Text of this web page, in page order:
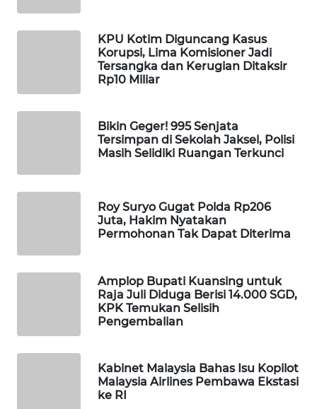
KPU Kotim Diguncang Kasus
Korupsi, Lima Komisioner Jadi
Tersangka dan Kerugian Ditaksir
Rp10 Miliar
Bikin Geger! 995 Senjata
Tersimpan di Sekolah Jaksel, Polisi
Masih Selidiki Ruangan Terkunci
Roy Suryo Gugat Polda Rp206
Juta, Hakim Nyatakan
Permohonan Tak Dapat Diterima
Amplop Bupati Kuansing untuk
Raja Juli Diduga Berisi 14.000 SGD,
KPK Temukan Selisih
Pengembalian
Kabinet Malaysia Bahas Isu Kopilot
Malaysia Airlines Pembawa Ekstasi
ke RI
MAWAKA
NET